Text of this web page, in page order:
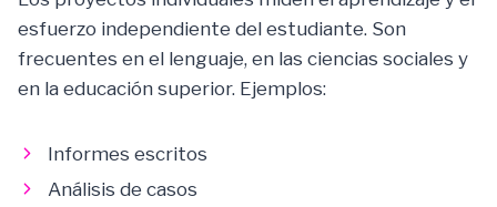
esfuerzo independiente del estudiante. Son
frecuentes en el lenguaje, en las ciencias sociales y
en la educación superior. Ejemplos:
Informes escritos
Análisis de casos